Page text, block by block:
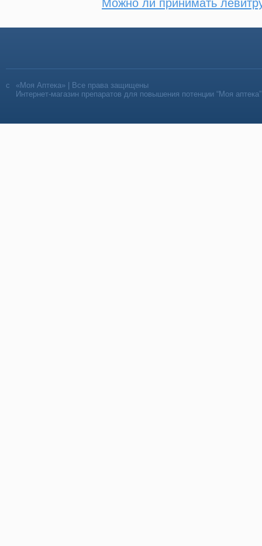
Можно ли принимать
«Моя Аптека» | Все права защищены
Интернет-магазин препаратов для повышения потенции “Моя